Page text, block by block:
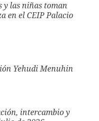
y las niñas toman
en el CEIP Palacio
Yehudi Menuhin
intercambio y